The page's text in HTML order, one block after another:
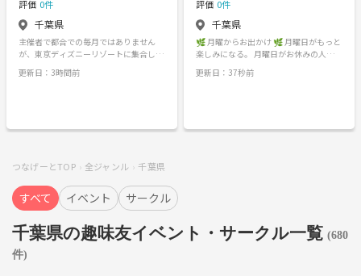
評価 0件
千葉県
主催者で都合での毎月ではありません
が、東京ディズニーリゾートに集合し、
サークルにはできないイベントを低価格
更新日：3時間前
評価 0件
千葉県
🌿 月曜からお出かけ 🌿 月曜日がもっと
楽しみになる。 月曜日がお休みの人同士
ら、いろいろな場所へお出かけするサー
したい」 そう思っていただける居心地の
良いサークルを目指しています。 --- 🕊️
更新日：37秒前
つなげーとTOP 全ジャンル 千葉県
すべて イベント サークル
千葉県の趣味友イベント・サークル一覧 (680
件)